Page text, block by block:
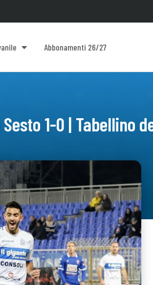
Abbonamenti 26/27
1-0 | Tabellino